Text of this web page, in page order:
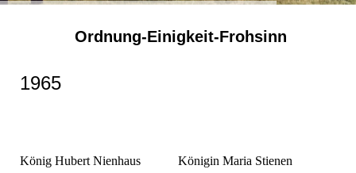
Ordnung-Einigkeit-Frohsinn
1965
König Hubert Nienhaus
Königin Maria Stienen